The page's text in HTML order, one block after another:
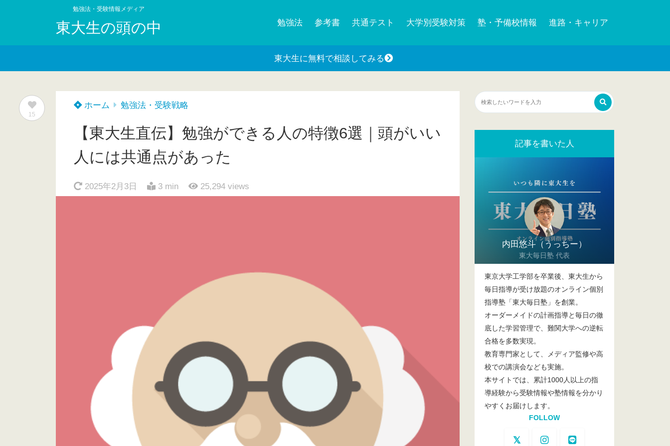
勉強法・受験情報メディア
東大生の頭の中 勉強法 参考書 共通テスト 大学別受験対策 塾・予備校情報 進路・キャリア
東大生に無料で相談してみる
15
ホーム 勉強法・受験戦略
【東大生直伝】勉強ができる人の特徴6選｜頭がいい
人には共通点があった
2025年2月3日 3 min 25,294 views
記事を書いた人
内田悠斗（うっちー）
東大毎日塾 代表
東京大学工学部を卒業後、東大生から
毎日指導が受け放題のオンライン個別
指導塾「東大毎日塾」を創業。
オーダーメイドの計画指導と毎日の徹
底した学習管理で、難関大学への逆転
合格を多数実現。
教育専門家として、メディア監修や高
校での講演会なども実施。
本サイトでは、累計1000人以上の指
導経験から受験情報や塾情報を分かり
やすくお届けします。
FOLLOW